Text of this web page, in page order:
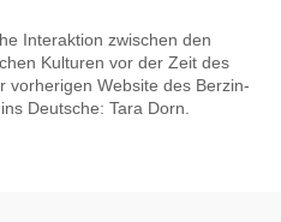
Interaktion zwischen den
Kulturen vor der Zeit des
vorherigen Website des Berzin-
Deutsche: Tara Dorn.